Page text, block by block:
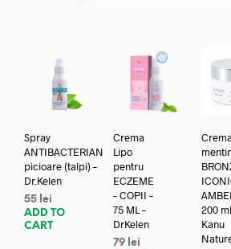
Spray
ANTIBACTERIAN
picioare (talpi) –
Dr.Kelen
55 lei
ADD TO
CART
Crema
Lipo
pentru
ECZEME
– COPII –
75 ML –
DrKelen
79 lei
Crema
200
Kanu